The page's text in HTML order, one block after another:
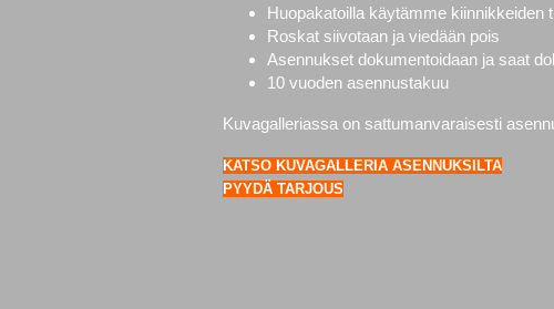
Huopakatoilla käytämme
Roskat siivotaan ja viedään pois
Asennukset dokumentoidaan ja saat
10 vuoden asennustakuu
Kuvagalleriassa on sattumanvaraisesti
KATSO KUVAGALLERIA ASENNUKSILTA
PYYDÄ TARJOUS